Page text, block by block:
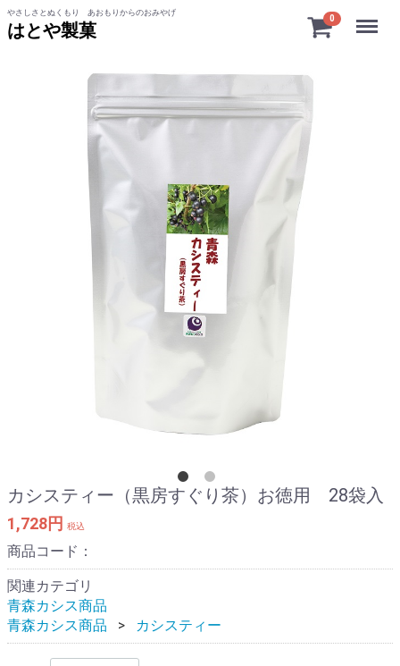
やさしさとぬくもり あおもりからのおみやげ
はとや製菓
0 Menu
カシスティー（黒房すぐり茶）お徳用 28袋入
1,728円 税込
商品コード：
関連カテゴリ
青森カシス商品
青森カシス商品
カシスティー